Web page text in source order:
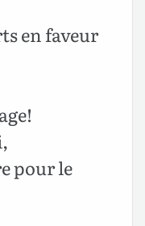
en faveur
pour le